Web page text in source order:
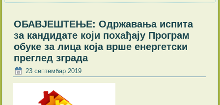
ОБАВЈЕШТЕЊЕ: Oдржавања испита
за кандидате који похађају Програм
обуке за лица која врше енергетски
преглед зграда
23 септембар 2019